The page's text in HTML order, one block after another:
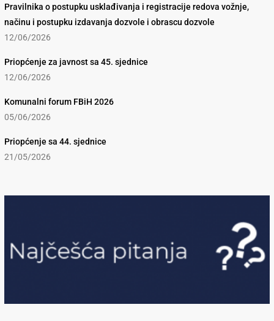
Pravilnika o postupku usklađivanja i registracije redova vožnje,
načinu i postupku izdavanja dozvole i obrascu dozvole
12/06/2026
Priopćenje za javnost sa 45. sjednice
12/06/2026
Komunalni forum FBiH 2026
05/06/2026
Priopćenje sa 44. sjednice
21/05/2026